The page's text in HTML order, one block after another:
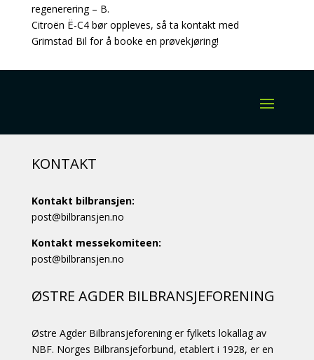
regenerering – B.
Citroën Ë-C4 bør oppleves, så ta kontakt med
Grimstad Bil for å booke en prøvekjøring!
KONTAKT
Kontakt bilbransjen:
post@bilbransjen.no
Kontakt messekomiteen:
post@bilbransjen.no
ØSTRE AGDER BILBRANSJEFORENING
Østre Agder Bilbransjeforening er fylkets lokallag av
NBF. Norges Bilbransjeforbund, etablert i 1928, er en